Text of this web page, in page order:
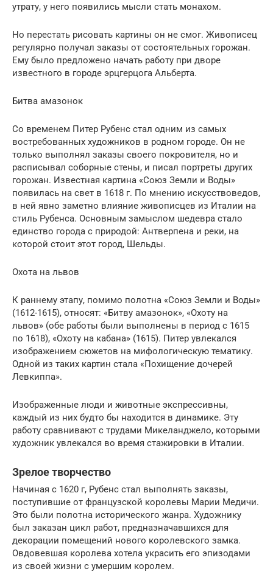
утрату, у него появились мысли стать монахом.
Но перестать рисовать картины он не смог. Живописец
регулярно получал заказы от состоятельных горожан.
Ему было предложено начать работу при дворе
известного в городе эрцгерцога Альберта.
Битва амазонок
Со временем Питер Рубенс стал одним из самых
востребованных художников в родном городе. Он не
только выполнял заказы своего покровителя, но и
расписывал соборные стены, и писал портреты других
горожан. Известная картина «Союз Земли и Воды»
появилась на свет в 1618 г. По мнению искусствоведов,
в ней явно заметно влияние живописцев из Италии на
стиль Рубенса. Основным замыслом шедевра стало
единство города с природой: Антверпена и реки, на
которой стоит этот город, Шельды.
Охота на львов
К раннему этапу, помимо полотна «Союз Земли и Воды»
(1612-1615), относят: «Битву амазонок», «Охоту на
львов» (обе работы были выполнены в период с 1615
по 1618), «Охоту на кабана» (1615). Питер увлекался
изображением сюжетов на мифологическую тематику.
Одной из таких картин стала «Похищение дочерей
Левкиппа».
Изображенные люди и животные экспрессивны,
каждый из них будто бы находится в динамике. Эту
работу сравнивают с трудами Микеланджело, которыми
художник увлекался во время стажировки в Италии.
Зрелое творчество
Начиная с 1620 г, Рубенс стал выполнять заказы,
поступившие от французской королевы Марии Медичи.
Это были полотна исторического жанра. Художнику
был заказан цикл работ, предназначавшихся для
декорации помещений нового королевского замка.
Овдовевшая королева хотела украсить его эпизодами
из своей жизни с умершим королем.